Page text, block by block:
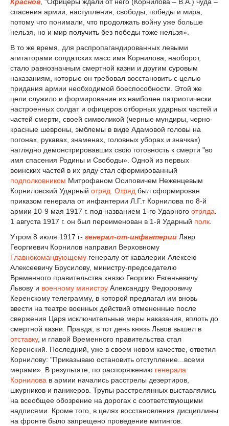
спасения армии, наступления, свободы, победы и мира,
потому что понимали, что продолжать войну уже больше
нельзя, но и мир получить без победы тоже нельзя».
В то же время, для распропагандированных левыми
агитаторами солдатских масс имя Корнилова, наоборот,
стало равнозначным смертной казни и другим суровым
наказаниям, которые он требовал восстановить с целью
придания армии необходимой боеспособности. Этой же
цели служило и формирование из наиболее патриотически
настроенных солдат и офицеров отборных ударных частей и
частей смерти, своей символикой (черные мундиры, черно-
красные шевроны, эмблемы в виде Адамовой головы на
погонах, рукавах, знаменах, головных уборах и значках)
наглядно демонстрировавших свою готовность к смерти "во
имя спасения Родины и Свободы». Одной из первых
воинских частей в их ряду стал сформированный
подполковником Митрофаном Осиповичем Неженцевым
Корниловский Ударный отряд Отряд был сформирован
приказом генерала от инфантерии Л.Г.т Корнилова по 8-й
армии 10-9 мая 1917 г. под названием 1-го Ударного отряда
1 августа 1917 г. он был переименован в 1-й Ударный полк
Утром 8 июля 1917 г- генерал-от-инфантерии Лавр
Георгиевич Корнилов направил Верховному
Главнокомандующему генералу от кавалерии Алексею
Алексеевичу Брусилову, министру-председателю
Временного правительства князю Георгию Евгеньевичу
Львову и военному министру Александру Федоровичу
Керенскому телеграмму, в которой предлагал им вновь
ввести на театре военных действий отмененные после
свержения Царя исключительные меры наказания, вплоть до
смертной казни. Правда, в тот день князь Львов вышел в
отставку, и главой Временного правительства стал
Керенский. Последний, уже в своем новом качестве, ответил
Корнилову: "Приказываю остановить отступление...всеми
мерами». В результате, по распоряжению генерала
Корнилова в армии начались расстрелы дезертиров,
шкурников и паникеров. Трупы расстрелянных выставлялись
на всеобщее обозрение на дорогах с соответствующими
надписями. Кроме того, в целях восстановления дисциплины
на фронте было запрещено проведение митингов.